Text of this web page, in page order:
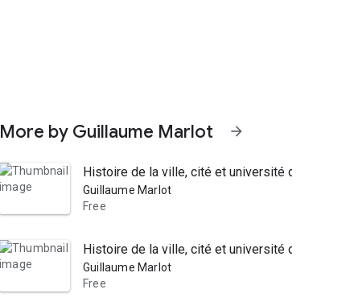
More by Guillaume Marlot arrow_forward
Histoire de la ville, cité et université de Reims
Guillaume Marlot
Free
Histoire de la ville, cité et université de
Guillaume Marlot
Free